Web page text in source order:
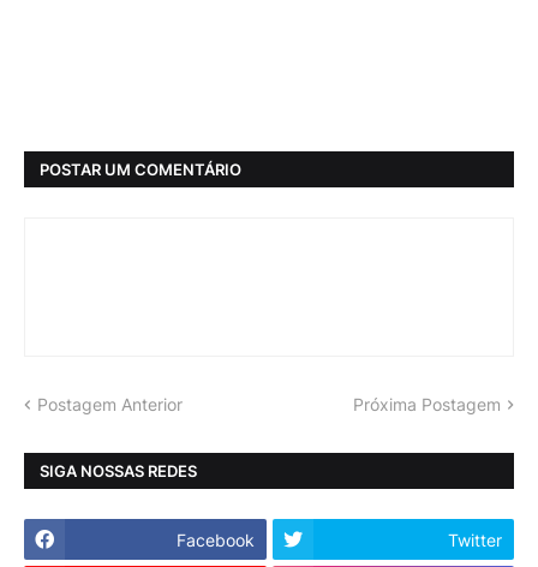
POSTAR UM COMENTÁRIO
Postagem Anterior Próxima Postagem
SIGA NOSSAS REDES
Facebook Twitter